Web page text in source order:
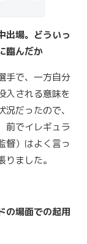
場。どういっ
臨んだか
手で、一方自分
入される意味を
だったので、
前でイレギュラ
督）はよく言っ
ました。
場面での起用